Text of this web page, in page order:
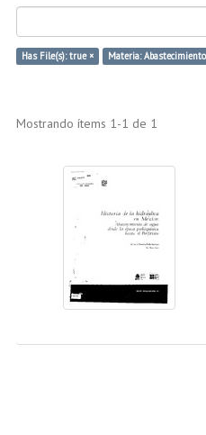
Has File(s): true × Materia:
Mostrando ítems 1-1 de 1